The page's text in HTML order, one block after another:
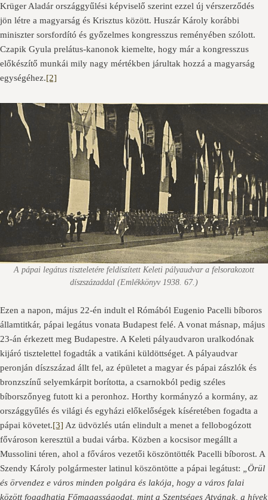
Krüger Aladár országgyűlési képviselő szerint ezzel új vérszerződés
jön létre a magyarság és Krisztus között. Huszár Károly korábbi
miniszter sorsfordító és győzelmes kongresszus reményében szólott.
Czapik Gyula prelátus-kanonok kiemelte, hogy már a kongresszus
előkészítő munkái mily nagy mértékben járultak hozzá a magyarság
egységéhez.[2]
A pápai legátus tiszteletére feldíszített Keleti pályaudvar a felsorakozott
díszszázaddal (Emlékkönyv 1938. 67.)
Ezen a napon, május 22-én indult el Rómából Eugenio Pacelli bíboros
államtitkár, pápai legátus vonata Budapest felé. A vonat másnap, május
23-án érkezett meg Budapestre. A Keleti pályaudvaron uralkodónak
kijáró tisztelettel fogadták a vatikáni küldöttséget. A pályaudvar
peronján díszszázad állt fel, az épületet a magyar és pápai zászlók és
bronzszínű selyemkárpit borította, a csarnokból pedig széles
bíborszőnyeg futott ki a peronhoz. Horthy kormányzó a kormány, az
országgyűlés és világi és egyházi előkelőségek kíséretében fogadta a
pápai követet.[3] Az üdvözlés után elindult a menet a fellobogózott
fővároson keresztül a budai várba. Közben a kocsisor megállt a
Mussolini téren, ahol a főváros vezetői köszöntötték Pacelli bíborost. A
Szendy Károly polgármester latinul köszöntötte a pápai legátust:
„Örül
és örvendez e város minden polgára és lakója, hogy a város falai
között fogadhatja Főmagasságodat, mint a Szentséges Atyának, a hívek